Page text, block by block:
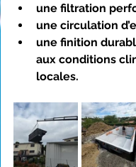
une filtration
une circulation
une finition
aux conditions
locales.